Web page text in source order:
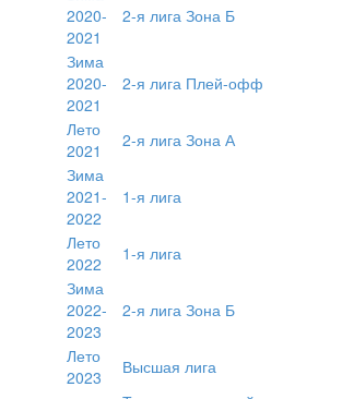
2020-
2021
2-я лига Зона Б
Зима
2020-
2021
2-я лига Плей-офф
Лето
2021
2-я лига Зона А
Зима
2021-
2022
1-я лига
Лето
2022
1-я лига
Зима
2022-
2023
2-я лига Зона Б
Лето
2023
Высшая лига